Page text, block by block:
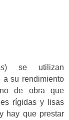
) se utilizan
a su rendimiento
de obra que
rígidas y lisas
hay que prestar